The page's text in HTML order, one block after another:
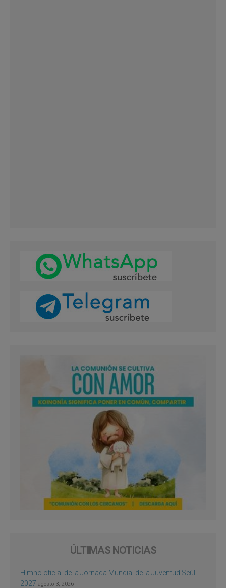
ÚLTIMAS NOTICIAS
Himno oficial de la Jornada Mundial de la Juventud Seúl
2027 agosto 3, 2026